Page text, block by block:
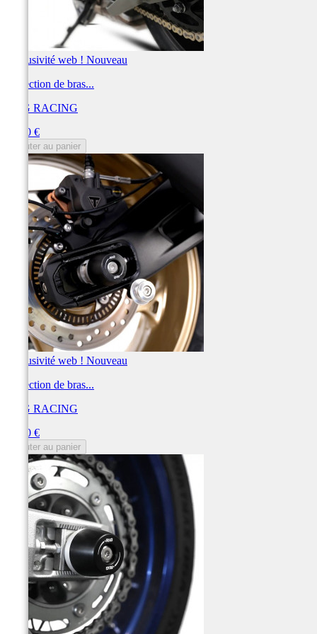
Exclusivité web ! Nouveau
Protection de bras...
R&G RACING
65,00 €
Ajouter au panier
Exclusivité web ! Nouveau
Protection de bras...
R&G RACING
65,00 €
Ajouter au panier